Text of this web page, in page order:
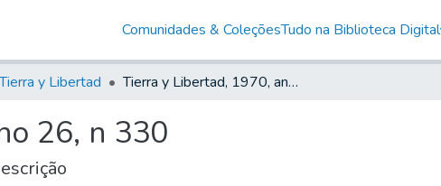
Comunidades & ColeçõesTudo na Biblioteca Digital
Tierra y Libertad Tierra y Libertad, 1970, ano 26, n 330
26, n 330